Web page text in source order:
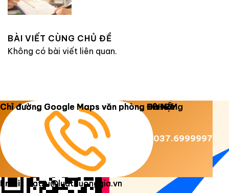
BÀI VIẾT CÙNG CHỦ ĐỀ
Không có bài viết liên quan.
Copyright 2026 © Luật Dương Gia